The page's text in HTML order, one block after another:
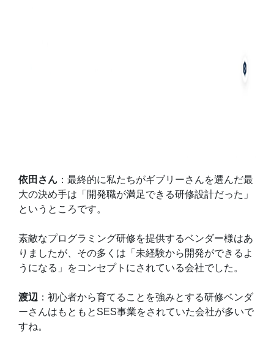
依田さん：最終的に私たちがギブリーさんを選んだ最
大の決め手は「開発職が満足できる研修設計だった」
というところです。
素敵なプログラミング研修を提供するベンダー様はあ
りましたが、その多くは「未経験から開発ができるよ
うになる」をコンセプトにされている会社でした。
渡辺 ：初心者から育てることを強みとする研修ベンダ
ーさんはもともとSES事業をされていた会社が多いで
すね。